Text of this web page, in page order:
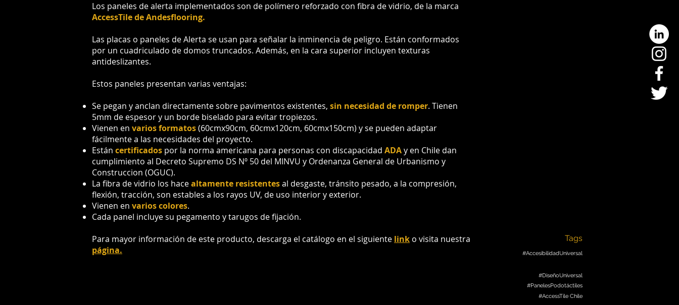
Los paneles de alerta implementados son de polímero reforzado con fibra de vidrio, de la marca
AccessTile de Andesflooring.
Las placas o paneles de Alerta se usan para señalar la inminencia de peligro. Están conformados
por un cuadriculado de domos truncados. Además, en la cara superior incluyen texturas
antideslizantes.
Estos paneles presentan varias ventajas:
Se pegan y anclan directamente sobre pavimentos existentes, sin necesidad de romper. Tienen
5mm de espesor y un borde biselado para evitar tropiezos.
Vienen en varios formatos(60cmx90cm, 60cmx120cm, 60cmx150cm) y se pueden adaptar
fácilmente a las necesidades del proyecto.
Están certificados por la norma americana para personas con discapacidad ADAy en Chile dan
cumplimiento al Decreto Supremo DS Nº 50 del MINVU y Ordenanza General de Urbanismo y
Construccion (OGUC).
La fibra de vidrio los hacealtamente resistentesal desgaste, tránsito pesado, a la compresión,
flexión, tracción, son estables a los rayos UV, de uso interior y exterior.
Vienen en varios colores.
Cada panel incluye su pegamento y tarugos de fijación.
Para mayor información de este producto, descarga el catálogo en el siguiente link o visita nuestra
página.
Tags
#AccesibilidadUniversal
#DiseñoUniversal
#PanelesPodotáctiles
#AccessTile Chile